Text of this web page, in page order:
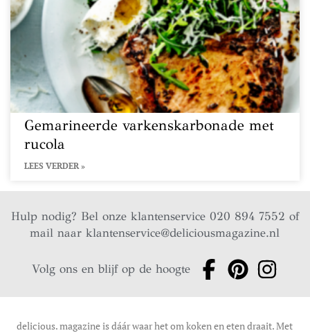
Gemarineerde varkenskarbonade met
rucola
LEES VERDER »
Hulp nodig? Bel onze klantenservice 020 894 7552 of
mail naarklantenservice@deliciousmagazine.nl
Volg ons en blijf op de hoogte
delicious. magazine is dáár waar het om koken en eten draait. Met